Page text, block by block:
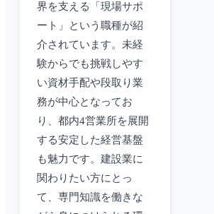
界を支える「現場サポ
ート」という職種が紹
介されています。未経
験からでも挑戦しやす
い資材手配や段取り業
務が中心となってお
り、都内4営業所を展開
する安定した経営基盤
も魅力です。建設業に
関わりたい方にとっ
て、専門知識を働きな